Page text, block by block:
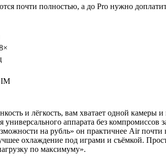
почти полностью, а до Pro нужно
и лёгкость, вам хватает одной
универсального аппарата без
на рубль» он практичнее Air почти
охлаждение под играми и съёмкой.
по максимуму».